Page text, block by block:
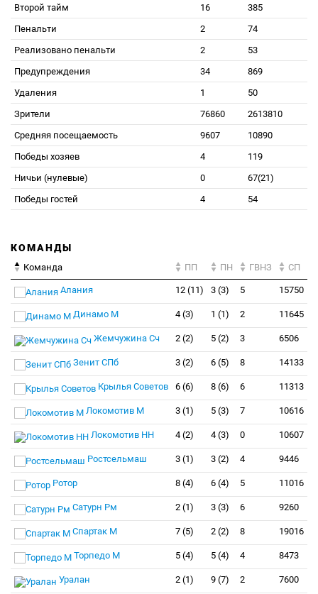
Второй тайм
16
385
Пенальти
2
74
Реализовано пенальти
2
53
Предупреждения
34
869
Удаления
1
50
Зрители
76860
2613810
Средняя посещаемость
9607
10890
Победы хозяев
4
119
Ничьи (нулевые)
0
67(21)
Победы гостей
4 54
КОМАНДЫ
Команда ПП ПН ГВНЗ СП
Алания 12 (11) 3 (3) 5 15750
Динамо М 4 (3) 1 (1) 2 11645
Жемчужина Сч 2 (2) 5 (2) 3 6506
Зенит СПб 3 (2) 6 (5) 8 14133
Крылья Советов 6 (6) 8 (6) 6 11313
Локомотив М 3 (1) 5 (3) 7 10616
Локомотив НН 4 (2) 4 (3) 0 10607
Ростсельмаш 3 (1) 3 (2) 4 9446
Ротор 8 (4) 6 (4) 5 11016
Сатурн Рм 2 (1) 3 (3) 6 9260
Спартак М 7 (5) 2 (2) 8 19016
Торпедо М 5 (4) 5 (4) 4 8473
Уралан 2 (1) 9 (7) 2 7600